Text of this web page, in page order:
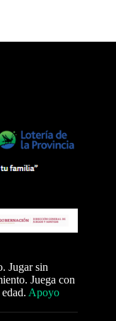
Jugar sin
Juega con
Apoyo